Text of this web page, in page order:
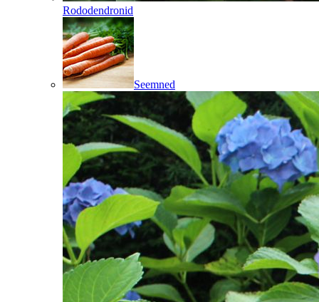
Rododendronid
Seemned